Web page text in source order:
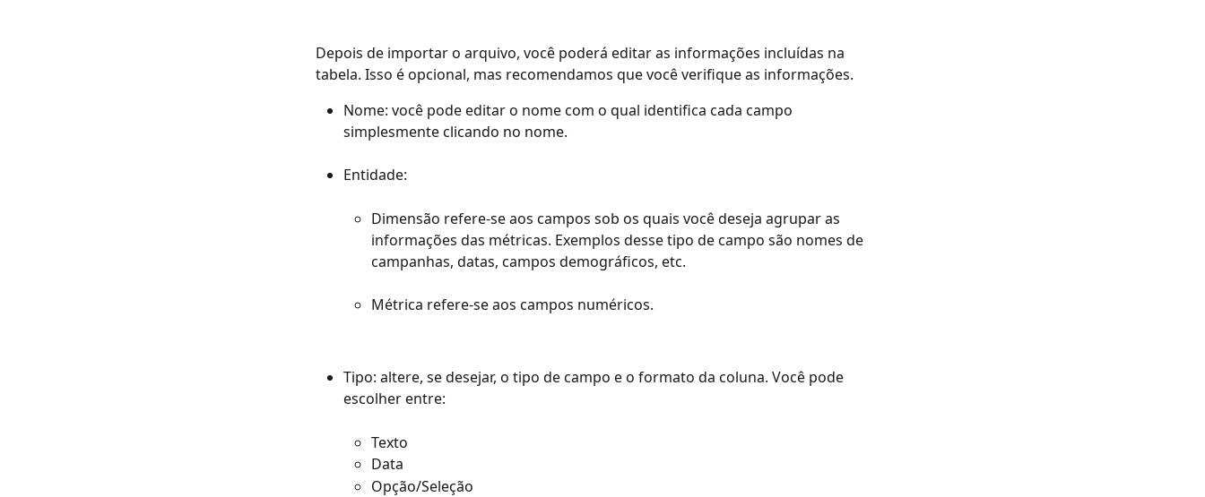
Depois de importar o arquivo, você poderá editar as informações incluídas na
tabela. Isso é opcional, mas recomendamos que você verifique as informações.
Nome: você pode editar o nome com o qual identifica cada campo
simplesmente clicando no nome.
Entidade:
Dimensão refere-se aos campos sob os quais você deseja agrupar as
informações das métricas. Exemplos desse tipo de campo são nomes de
campanhas, datas, campos demográficos, etc.
Métrica refere-se aos campos numéricos.
Tipo: altere, se desejar, o tipo de campo e o formato da coluna. Você pode
escolher entre:
Texto
Data
Opção/Seleção